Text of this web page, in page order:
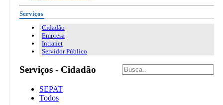
Serviços
Cidadão
Empresa
Intranet
Servidor Público
Serviços - Cidadão
SEPAT
Todos